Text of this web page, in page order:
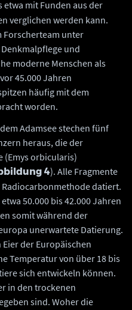
etwa mit Funden aus der
verglichen werden kann.
Forscherteam unter
und
moderne Menschen als
45.000 Jahren
häufig mit dem
worden.
Adamsee stechen fünf
heraus, die der
(Emys orbicularis)
4). Alle Fragmente
datiert.
50.000 bis 42.000 Jahren
somit während der
unerwartete Datierung.
der Europäischen
Temperatur von über 18 bis
sich entwickeln können.
in den trockenen
sind. Woher die